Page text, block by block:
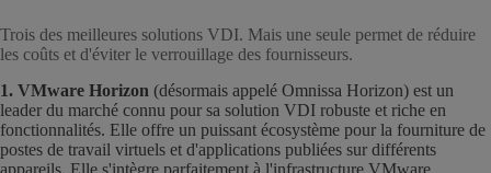
Trois des meilleures solutions VDI. Mais une seule permet de réduire
les coûts et d'éviter le verrouillage des fournisseurs.
1. VMware Horizon (désormais appelé Omnissa Horizon) est un
leader du marché connu pour sa solution VDI robuste et riche en
fonctionnalités. Elle offre un puissant écosystème pour la fourniture de
postes de travail virtuels et d'applications publiées sur différents
appareils. Elle s'intègre parfaitement à l'infrastructure VMware